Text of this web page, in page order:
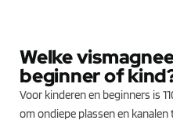
Welke
beginner of
Voor kinderen en beginners is
om ondiepe plassen en